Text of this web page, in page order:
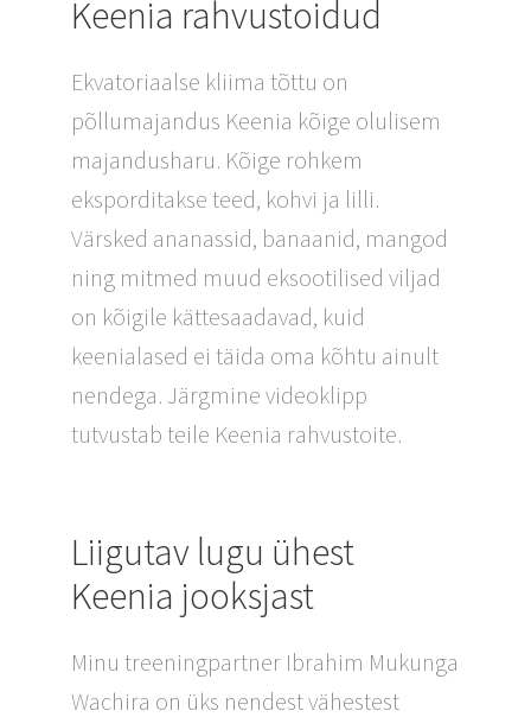
Keenia rahvustoidud
Ekvatoriaalse kliima tõttu on
põllumajandus Keenia kõige olulisem
majandusharu. Kõige rohkem
eksporditakse teed, kohvi ja lilli.
Värsked ananassid, banaanid, mangod
ning mitmed muud eksootilised viljad
on kõigile kättesaadavad, kuid
keenialased ei täida oma kõhtu ainult
nendega. Järgmine videoklipp
tutvustab teile Keenia rahvustoite.
Liigutav lugu ühest
Keenia jooksjast
Minu treeningpartner Ibrahim Mukunga
Wachira on üks nendest vähestest